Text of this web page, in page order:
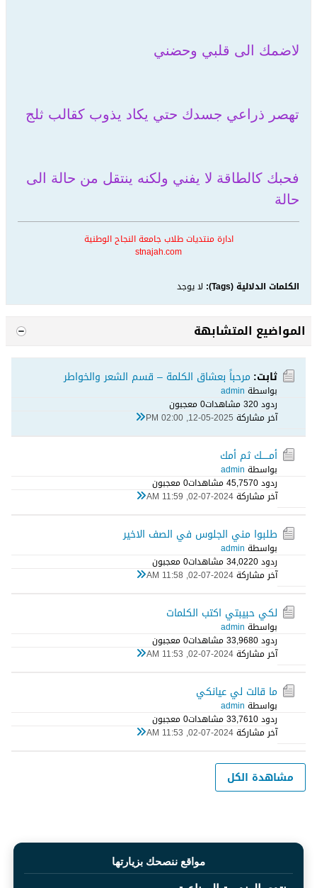
لاضمك الى قلبي وحضني
تهصر ذراعي جسدك حتي يكاد يذوب كقالب ثلج
فحبك كالطاقة لا يفني ولكنه ينتقل من حالة الى
حالة
ادارة منتديات طلاب جامعة النجاح الوطنية
stnajah.com
الكلمات الدلالية (Tags): لا يوجد
المواضيع المتشابهة
ثابت: مرحباً بعشاق الكلمة – قسم الشعر والخواطر
بواسطة admin
ردود 0 32 مشاهدات
0 معجبون
آخر مشاركة 12-05-2025, 02:00 PM
أمـــــك ثم أمك
بواسطة admin
ردود 0 45,757 مشاهدات
0 معجبون
آخر مشاركة02-07-2024, 11:59 AM
طلبوا مني الجلوس في الصف الاخير
بواسطة admin
ردود 0 34,022 مشاهدات
0 معجبون
آخر مشاركة02-07-2024, 11:58 AM
لكي حبيبتي اكتب الكلمات
بواسطة admin
ردود 0 33,968 مشاهدات
0 معجبون
آخر مشاركة02-07-2024, 11:53 AM
ما قالت لي عيانكي
بواسطة admin
ردود 0 33,761 مشاهدات
0 معجبون
آخر مشاركة02-07-2024, 11:53 AM
مشاهدة الكل
مواقع ننصحك بزيارتها